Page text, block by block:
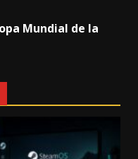
Mundial de la